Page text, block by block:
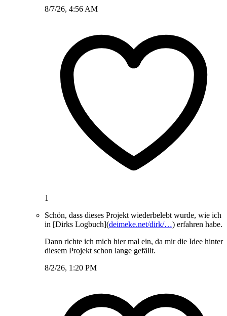
8/7/26, 4:56 AM
1
Schön, dass dieses Projekt wiederbelebt wurde, wie ich
in [Dirks Logbuch](deimeke.net/dirk/…) erfahren habe.
Dann richte ich mich hier mal ein, da mir die Idee hinter
diesem Projekt schon lange gefällt.
8/2/26, 1:20 PM